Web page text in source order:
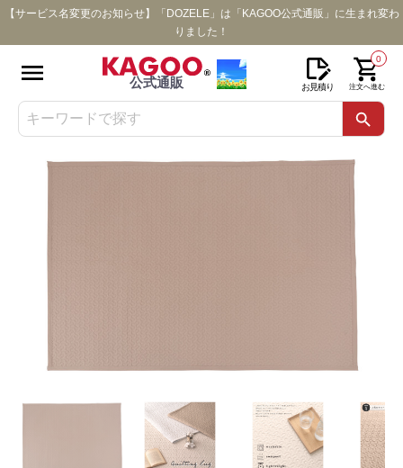
【サービス名変更のお知らせ】「DOZELE」は「KAGOO公式通販」に生まれ変わ
りました！
公式通販 お見積り
0
注文へ進む